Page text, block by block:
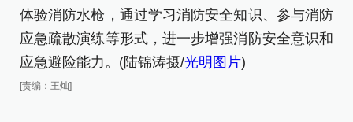
体验消防水枪，通过学习消防安全知识、参与消防
应急疏散演练等形式，进一步增强消防安全意识和
应急避险能力。(陆锦涛摄/光明图片)
[责编：王灿]